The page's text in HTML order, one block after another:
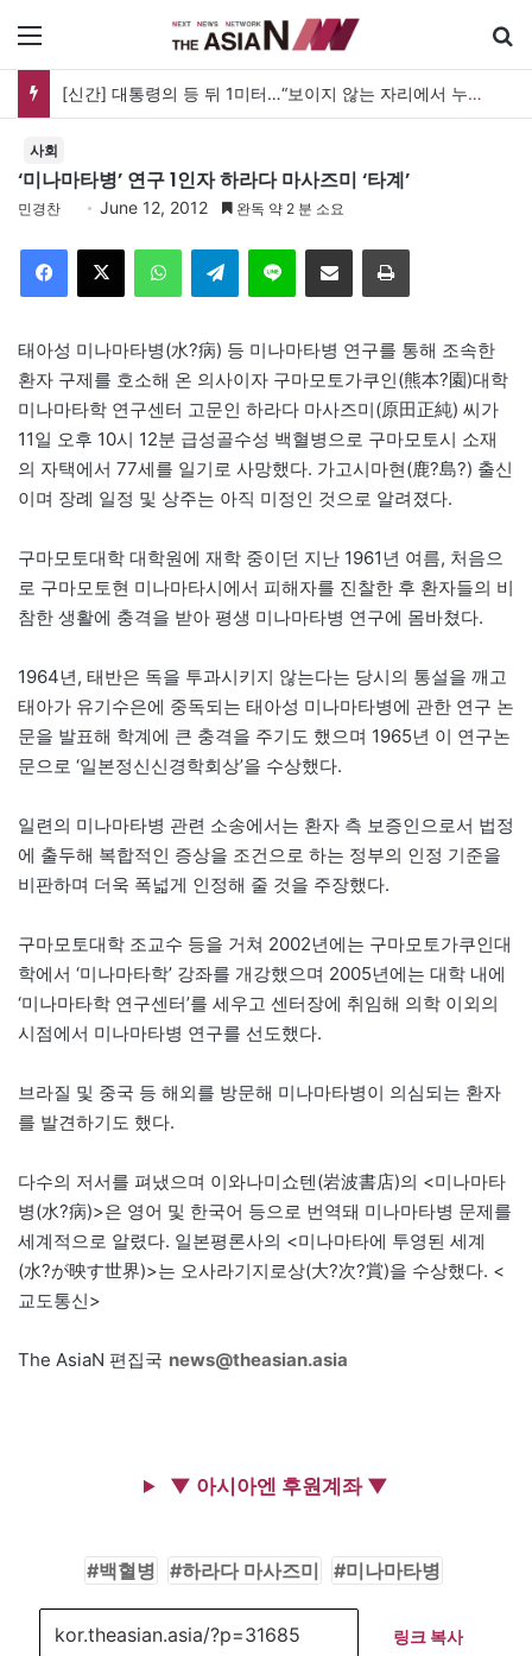
[신간] 대통령의 등 뒤 1미터…“보이지 않는 자리에서 누구를 지킨다는 것”
사회
‘미나마타병’ 연구 1인자 하라다 마사즈미 ‘타계’
민경찬 June 12, 2012 완독 약 2 분 소요
Telegram 이메일
태아성 미나마타병(水?病) 등 미나마타병 연구를 통해 조속한
환자 구제를 호소해 온 의사이자 구마모토가쿠인(熊本?園)대학
미나마타학 연구센터 고문인 하라다 마사즈미(原田正純) 씨가
11일 오후 10시 12분 급성골수성 백혈병으로 구마모토시 소재
의 자택에서 77세를 일기로 사망했다. 가고시마현(鹿?島?) 출신
이며 장례 일정 및 상주는 아직 미정인 것으로 알려졌다.
구마모토대학 대학원에 재학 중이던 지난 1961년 여름, 처음으
로 구마모토현 미나마타시에서 피해자를 진찰한 후 환자들의 비
참한 생활에 충격을 받아 평생 미나마타병 연구에 몸바쳤다.
1964년, 태반은 독을 투과시키지 않는다는 당시의 통설을 깨고
태아가 유기수은에 중독되는 태아성 미나마타병에 관한 연구 논
문을 발표해 학계에 큰 충격을 주기도 했으며 1965년 이 연구논
문으로 ‘일본정신신경학회상’을 수상했다.
일련의 미나마타병 관련 소송에서는 환자 측 보증인으로서 법정
에 출두해 복합적인 증상을 조건으로 하는 정부의 인정 기준을
비판하며 더욱 폭넓게 인정해 줄 것을 주장했다.
구마모토대학 조교수 등을 거쳐 2002년에는 구마모토가쿠인대
학에서 ‘미나마타학’ 강좌를 개강했으며 2005년에는 대학 내에
‘미나마타학 연구센터’를 세우고 센터장에 취임해 의학 이외의
시점에서 미나마타병 연구를 선도했다.
브라질 및 중국 등 해외를 방문해 미나마타병이 의심되는 환자
를 발견하기도 했다.
다수의 저서를 펴냈으며 이와나미쇼텐(岩波書店)의 <미나마타
병(水?病)>은 영어 및 한국어 등으로 번역돼 미나마타병 문제를
세계적으로 알렸다. 일본평론사의 <미나마타에 투영된 세계
(水?が映す世界)>는 오사라기지로상(大?次?賞)을 수상했다. <
교도통신>
The AsiaN 편집국 news@theasian.asia
▼ 아시아엔 후원계좌 ▼
백혈병 하라다 마사즈미 미나마타병
링크 복사